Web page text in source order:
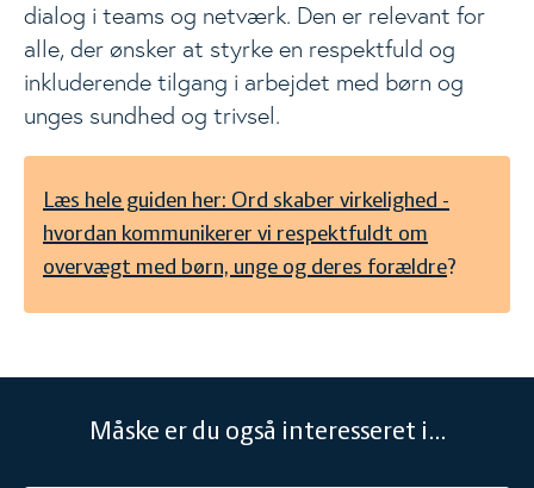
dialog i teams og netværk. Den er relevant for
alle, der ønsker at styrke en respektfuld og
inkluderende tilgang i arbejdet med børn og
unges sundhed og trivsel.
Læs hele guiden her: Ord skaber virkelighed -
hvordan kommunikerer vi respektfuldt om
overvægt med børn, unge og deres forældre?
Måske er du også interesseret i...